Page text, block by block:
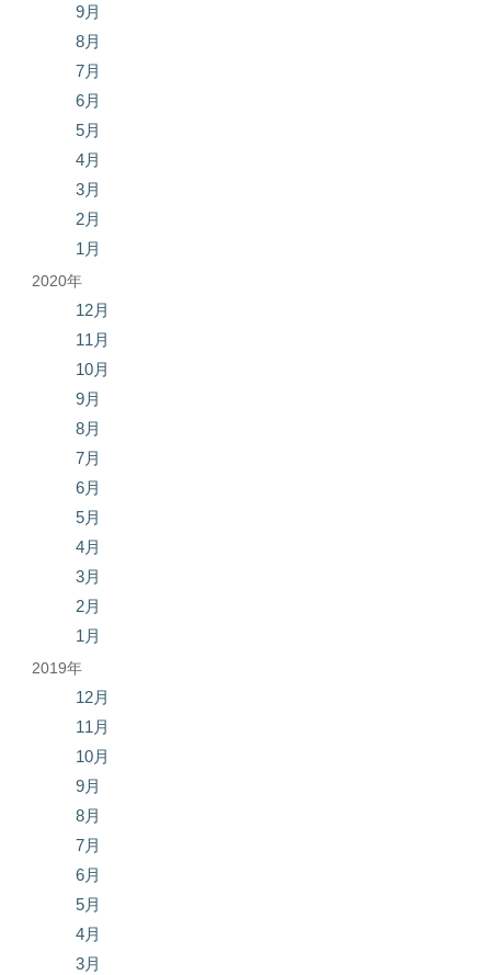
9月
8月
7月
6月
5月
4月
3月
2月
1月
2020年
12月
11月
10月
9月
8月
7月
6月
5月
4月
3月
2月
1月
2019年
12月
11月
10月
9月
8月
7月
6月
5月
4月
3月